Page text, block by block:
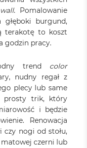
. Pomalowanie
burgund,
terakotę to koszt
godzin pracy.
trend color
nudny regał z
plecy lub same
prosty trik, który
i będzie
Renowacja
czy nogi od stołu,
czerni lub